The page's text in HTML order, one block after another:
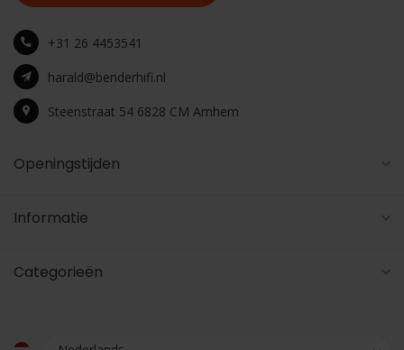
+31 26 4453541
harald@benderhifi.nl
Steenstraat 54 6828 CM Arnhem
Openingstijden
Informatie
Categorieën